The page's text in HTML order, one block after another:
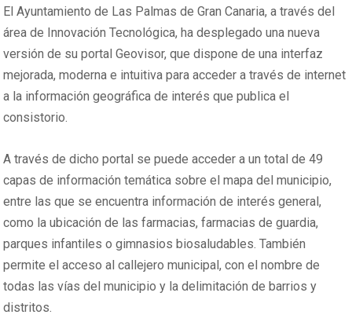
El Ayuntamiento de Las Palmas de Gran Canaria, a través del
área de Innovación Tecnológica, ha desplegado una nueva
versión de su portal Geovisor, que dispone de una interfaz
mejorada, moderna e intuitiva para acceder a través de internet
a la información geográfica de interés que publica el
consistorio.
A través de dicho portal se puede acceder a un total de 49
capas de información temática sobre el mapa del municipio,
entre las que se encuentra información de interés general,
como la ubicación de las farmacias, farmacias de guardia,
parques infantiles o gimnasios biosaludables. También
permite el acceso al callejero municipal, con el nombre de
todas las vías del municipio y la delimitación de barrios y
distritos.